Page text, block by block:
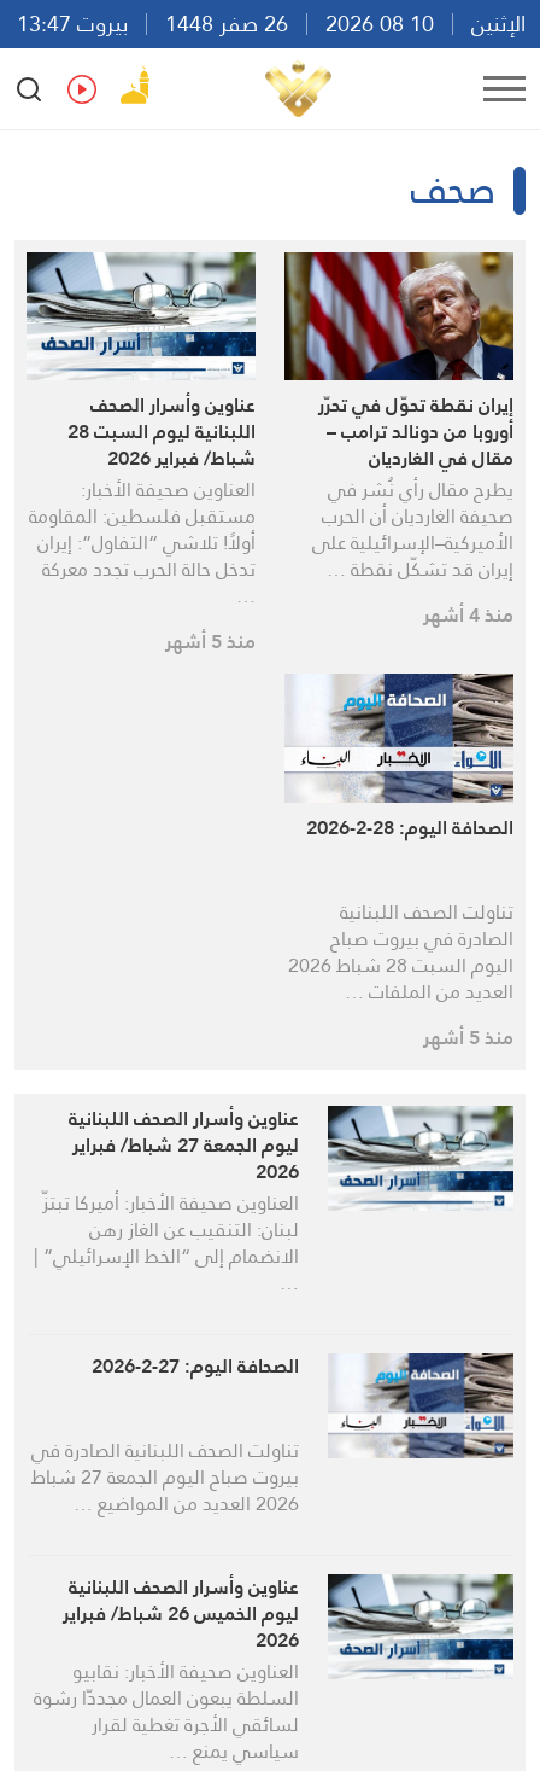
الإثنين
بيروت 13:47
Ar
En Fr Es
صحف
إيران نقطة تحوّل في تحرّر
أوروبا من دونالد ترامب –
مقال في الغارديان
يطرح مقال رأي نُشر في
صحيفة الغارديان أن الحرب
الأميركية–الإسرائيلية على
إيران قد تشكّل نقطة …
منذ 4 أشهر
عناوين وأسرار الصحف
اللبنانية ليوم السبت 28
شباط/ فبراير 2026
العناوين صحيفة الأخبار:
مستقبل فلسطين: المقاومة
أولاً! تلاشي “التفاول”: إيران
تدخل حالة الحرب تجدد معركة
…
منذ 5 أشهر
الصحافة اليوم: 28-2-2026
تناولت الصحف اللبنانية
الصادرة في بيروت صباح
اليوم السبت 28 شباط 2026
العديد من الملفات …
منذ 5 أشهر
عناوين وأسرار الصحف اللبنانية
ليوم الجمعة 27 شباط/ فبراير
2026
العناوين صحيفة الأخبار: أميركا تبتزّ
لبنان: التنقيب عن الغاز رهن
الانضمام إلى “الخط الإسرائيلي” |
…
الصحافة اليوم: 27-2-2026
تناولت الصحف اللبنانية الصادرة في
بيروت صباح اليوم الجمعة 27 شباط
2026 العديد من المواضيع …
عناوين وأسرار الصحف اللبنانية
ليوم الخميس 26 شباط/ فبراير
2026
العناوين صحيفة الأخبار: نقابيو
السلطة يبعون العمال مجددّا رشوة
لسائقي الأجرة تغطية لقرار
سياسي يمنع …